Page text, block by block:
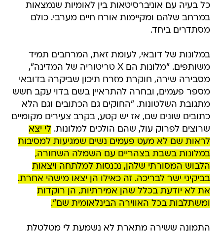
כל בעיה עם אוניברסיטאות בין לאומיות שנמצאות
במרחב שלהם ומקיימות אורח חיים מערבי. כולם
מסתדרים ביחד.
במלונות של דובאי, לעומת זאת, המרחבים תמיד
משותפים. "מלונות הם X טריטוריה של המדינה",
מסבירה שירה, חוקרת מזרח תיכון שביקרה בדובאי
מספר פעמים, ובחרה להתראיין בשם בדוי עקב חשש
מתגובת השלטונות. "החוקים גם הכתובים וגם הלא
כתובים שונים שם, אז יש קטע, בקרב צעירים מקומיים
שרוצים לפרוק עול, שהם הולכים למלונות.לי יצא
לראות שם לא מעט פעמים נשים שמגיעות למסיבות
במלונות בשבת בצהריים עם השמלה השחורה,
הלבוש המסורתי שלהן, נכנסות למלתחה ויצאות
בביקיני ישר לבריכה. זה כאילו הן יצאו מישהי אחרת.
את לא יודעת בכלל שהן אמירתיות, הן רוקדות
ומשתלבות בכל האווירה הבינלאומית שם".
התמונה ששירה מתארת לא נשמעת לי מטלטלת